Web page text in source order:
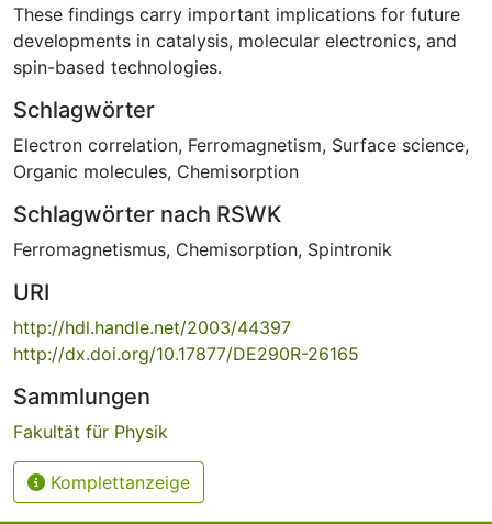
These findings carry important implications for future
developments in catalysis, molecular electronics, and
spin-based technologies.
Schlagwörter
Electron correlation, Ferromagnetism, Surface science,
Organic molecules, Chemisorption
Schlagwörter nach RSWK
Ferromagnetismus, Chemisorption, Spintronik
URI
http://hdl.handle.net/2003/44397
http://dx.doi.org/10.17877/DE290R-26165
Sammlungen
Fakultät für Physik
Komplettanzeige